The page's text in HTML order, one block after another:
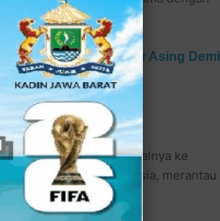
Yacht Kapal Pesiar Asing Demi
dari tempat asalnya ke
Besar Bahasa Indonesia, merantau